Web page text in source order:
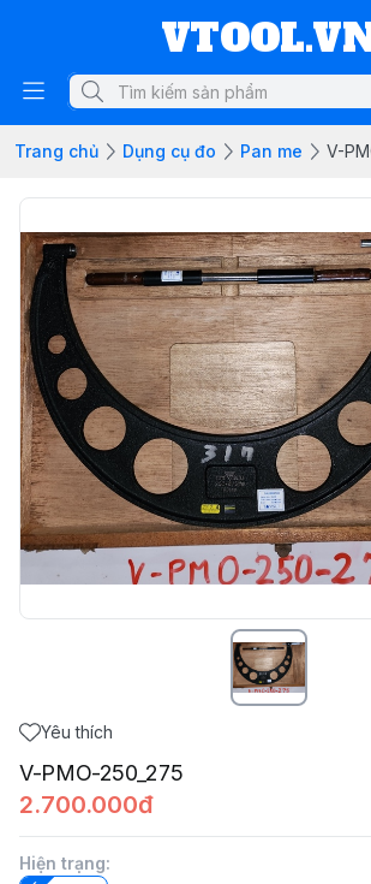
Trang chủ Dụng cụ đo Pan me V-
Yêu thích
V-PMO-250_275
2.700.000đ
Hiện trạng: